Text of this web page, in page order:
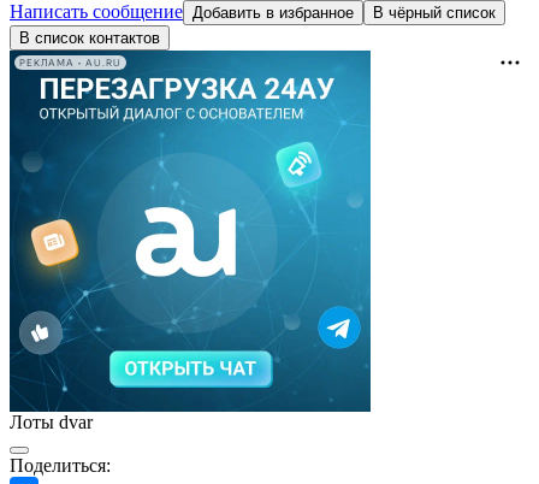
Написать сообщение Добавить в избранное
В чёрный список
В список контактов
РЕКЛАМА • AU.RU
Лоты dvar
Поделиться: